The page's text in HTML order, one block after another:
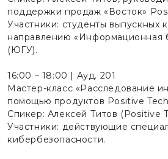
поддержки продаж «Восток»
Участники: студенты выпускных
направлению «Информационная
(ЮГУ).
16:00 – 18:00 | Ауд. 201
Мастер-класс «Расследование
помощью продуктов Positive
Спикер: Алексей Титов (Positive
Участники: действующие
кибербезопасности.